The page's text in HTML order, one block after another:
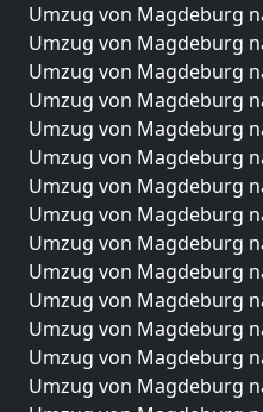
Umzug von Magdeburg
Umzug von Magdeburg
Umzug von Magdeburg
Umzug von Magdeburg
Umzug von Magdeburg
Umzug von Magdeburg
Umzug von Magdeburg
Umzug von Magdeburg
Umzug von Magdeburg
Umzug von Magdeburg
Umzug von Magdeburg
Umzug von Magdeburg
Umzug von Magdeburg
Umzug von Magdeburg